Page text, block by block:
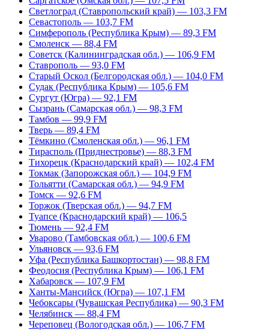
Светлоград (Ставропольский край) — 103,3 FM
Севастополь — 103,7 FM
Симферополь (Республика Крым) — 89,3 FM
Смоленск — 88,4 FM
Советск (Калининградская обл.) — 106,9 FM
Ставрополь — 93,0 FM
Старый Оскол (Белгородская обл.) — 104,0 FM
Судак (Республика Крым) — 105,6 FM
Сургут (Югра) — 92,1 FM
Сызрань (Самарская обл.) — 98,3 FM
Тамбов — 99,9 FM
Тверь — 89,4 FM
Тёмкино (Смоленская обл.) — 96,1 FM
Тирасполь (Приднестровье) — 88,3 FM
Тихорецк (Краснодарский край) — 102,4 FM
Токмак (Запорожская обл.) — 104,9 FM
Тольятти (Самарская обл.) — 94,9 FM
Томск — 92,6 FM
Торжок (Тверская обл.) — 94,7 FM
Туапсе (Краснодарский край) — 106,5
Тюмень — 92,4 FM
Уварово (Тамбовская обл.) — 100,6 FM
Ульяновск — 93,6 FM
Уфа (Республика Башкортостан) — 98,8 FM
Феодосия (Республика Крым) — 106,1 FM
Хабаровск — 107,9 FM
Ханты-Мансийск (Югра) — 107,1 FM
Чебоксары (Чувашская Республика) — 90,3 FM
Челябинск — 88,4 FM
Череповец (Вологодская обл.) — 106,7 FM